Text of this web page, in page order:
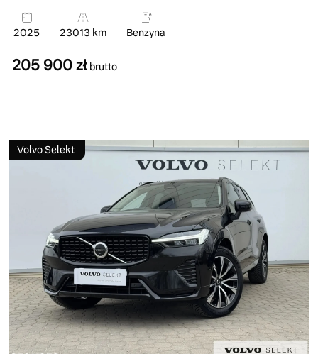
2025 23013 km Benzyna
205 900 zł brutto
Volvo Selekt